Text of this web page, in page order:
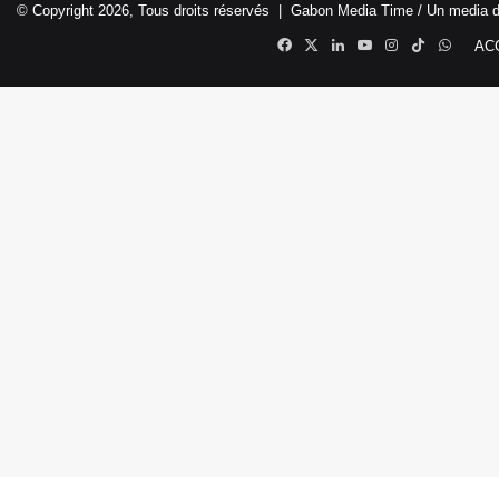
© Copyright 2026, Tous droits réservés | Gabon Media Time / Un media
Facebook
X LinkedinYouTubeInstagram
TikTok